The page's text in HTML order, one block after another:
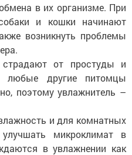
в их организме. При
и кошки начинают
возникнуть проблемы
от простуды и
любые другие питомцы
поэтому увлажнитель –
и для комнатных
микроклимат в
в увлажнении как